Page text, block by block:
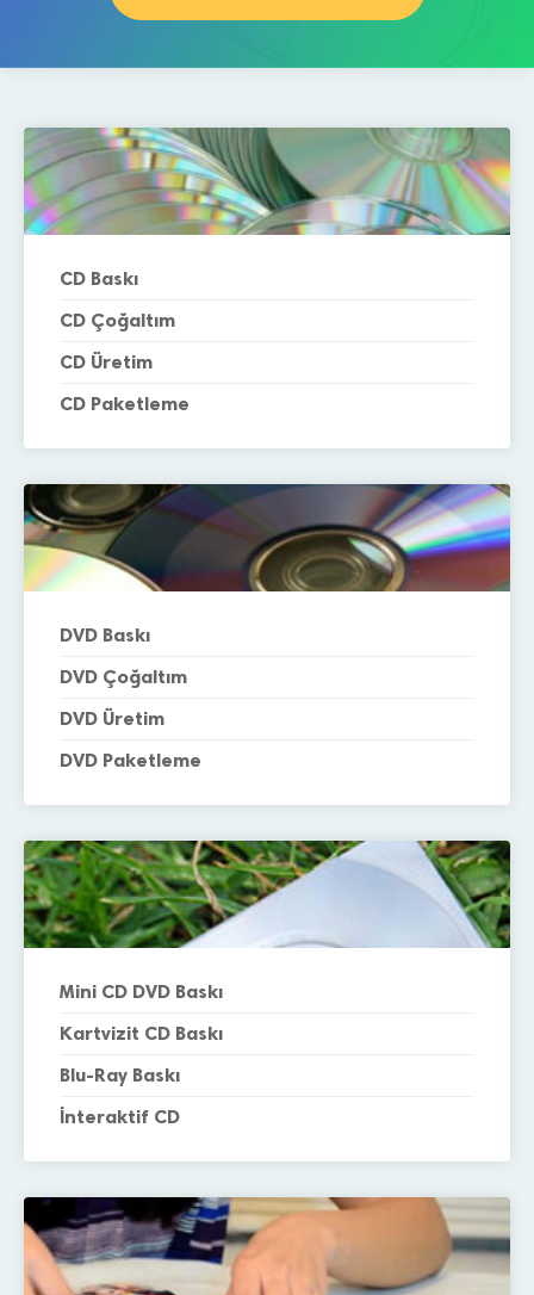
CD Baskı
CD Çoğaltım
CD Üretim
CD Paketleme
DVD Baskı
DVD Çoğaltım
DVD Üretim
DVD Paketleme
Mini CD DVD Baskı
Kartvizit CD Baskı
Blu-Ray Baskı
İnteraktif CD